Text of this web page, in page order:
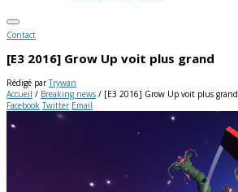
Contact
[E3 2016] Grow Up voit plus grand
Rédigé parTrywan
Accueil / Breaking news / [E3 2016] Grow Up voit plus grand
Facebook Twitter Email